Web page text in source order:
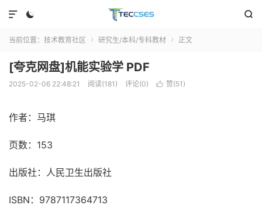
 

当前位置： 技术教育社区  研究生/本科/专科教材  正文
[夸克网盘]机能实验学 PDF
2025-02-06 22:48:21 阅读(181) 评论(0)  赞(51 )
作者：马琪
页数：153
出版社：人民卫生出版社
ISBN：9787117364713